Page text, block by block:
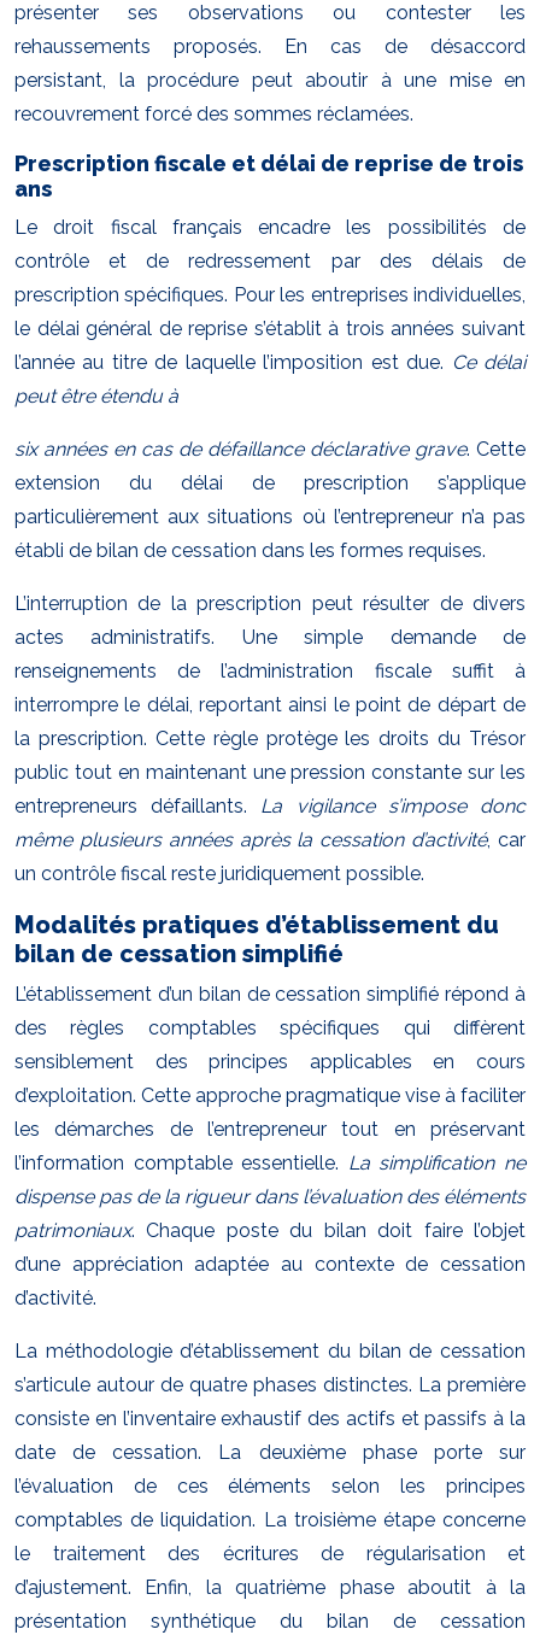
présenter ses observations ou contester les
rehaussements proposés. En cas de désaccord
persistant, la procédure peut aboutir à une mise en
recouvrement forcé des sommes réclamées.
Prescription fiscale et délai de reprise de trois
ans
Le droit fiscal français encadre les possibilités de
contrôle et de redressement par des délais de
prescription spécifiques. Pour les entreprises individuelles,
le délai général de reprise s’établit à trois années suivant
l’année au titre de laquelle l’imposition est due. Ce délai
peut être étendu à
six années en cas de défaillance déclarative grave. Cette
extension du délai de prescription s’applique
particulièrement aux situations où l’entrepreneur n’a pas
établi de bilan de cessation dans les formes requises.
L’interruption de la prescription peut résulter de divers
actes administratifs. Une simple demande de
renseignements de l’administration fiscale suffit à
interrompre le délai, reportant ainsi le point de départ de
la prescription. Cette règle protège les droits du Trésor
public tout en maintenant une pression constante sur les
entrepreneurs défaillants. La vigilance s’impose donc
même plusieurs années après la cessation d’activité, car
un contrôle fiscal reste juridiquement possible.
Modalités pratiques d’établissement du
bilan de cessation simplifié
L’établissement d’un bilan de cessation simplifié répond à
des règles comptables spécifiques qui diffèrent
sensiblement des principes applicables en cours
d’exploitation. Cette approche pragmatique vise à faciliter
les démarches de l’entrepreneur tout en préservant
l’information comptable essentielle. La simplification ne
dispense pas de la rigueur dans l’évaluation des éléments
patrimoniaux. Chaque poste du bilan doit faire l’objet
d’une appréciation adaptée au contexte de cessation
d’activité.
La méthodologie d’établissement du bilan de cessation
s’articule autour de quatre phases distinctes. La première
consiste en l’inventaire exhaustif des actifs et passifs à la
date de cessation. La deuxième phase porte sur
l’évaluation de ces éléments selon les principes
comptables de liquidation. La troisième étape concerne
le traitement des écritures de régularisation et
d’ajustement. Enfin, la quatrième phase aboutit à la
présentation synthétique du bilan de cessation